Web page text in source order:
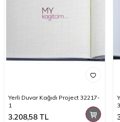
Yerli Duvar Kağıdı Project 32217-
1
3.208,58 TL
3